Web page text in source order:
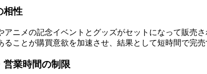
相性
アニメの記念イベントとグッズがセットになって販売
ることが購買意欲を加速させ、結果として短時間で完売
営業時間の制限